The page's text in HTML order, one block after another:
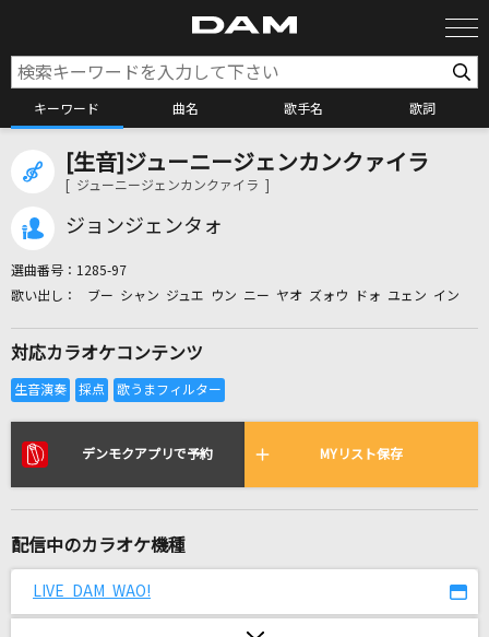
キーワード 曲名 歌手名 歌詞
カラオケ検索
全国りれき
リアルタイムで歌われている曲の一覧
XY&Z
[生音]ジューニージェンカンクァイラ
[ ジューニージェンカンクァイラ ]
ジョンジェンタォ
選曲番号： 1285-97
ブー シャン ジュエ ウン ニー ヤオ ズォウ ドォ ユェン イン
対応カラオケコンテンツ
デンモクアプリで予約 MYリスト保存
配信中のカラオケ機種
LIVE DAM WAO!